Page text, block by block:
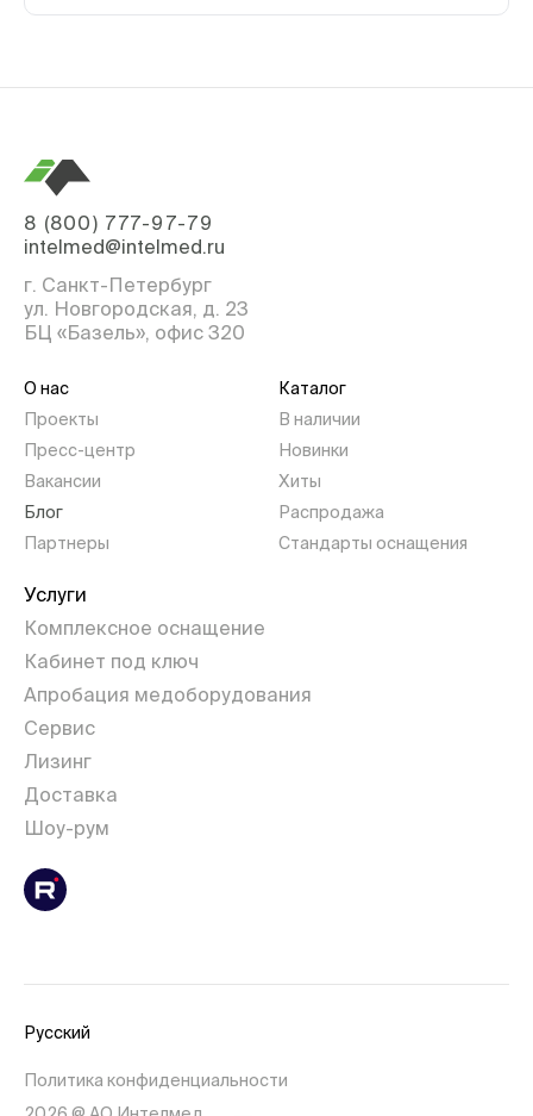
8 (800) 777-97-79
intelmed@intelmed.ru
г. Санкт-Петербург
ул. Новгородская, д. 23
БЦ «Базель», офис 320
О нас
Проекты
Пресс-центр
Вакансии
Блог
Партнеры
Каталог
В наличии
Новинки
Хиты
Распродажа
Стандарты оснащения
Услуги
Комплексное оснащение
Кабинет под ключ
Апробация медоборудования
Сервис
Лизинг
Доставка
Шоу-рум
Русский
Политика конфиденциальности